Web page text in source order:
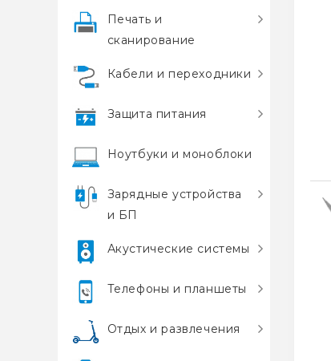
Печать и
сканирование
Кабели и переходники
Защита питания
Ноутбуки и моноблоки
Зарядные устройства
и БП
Акустические системы
Телефоны и планшеты
Отдых и развлечения